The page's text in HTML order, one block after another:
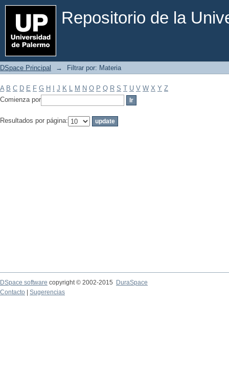
Repositorio de la
Filtrar por: Materia
DSpace Principal → Filtrar por: Materia
A B C D E F G H J K L M N O P Q R S T U V W X Y Z
Comienza por
Resultados por página:
DSpace software copyright © 2002-2015
DuraSpace
Contacto
Sugerencias